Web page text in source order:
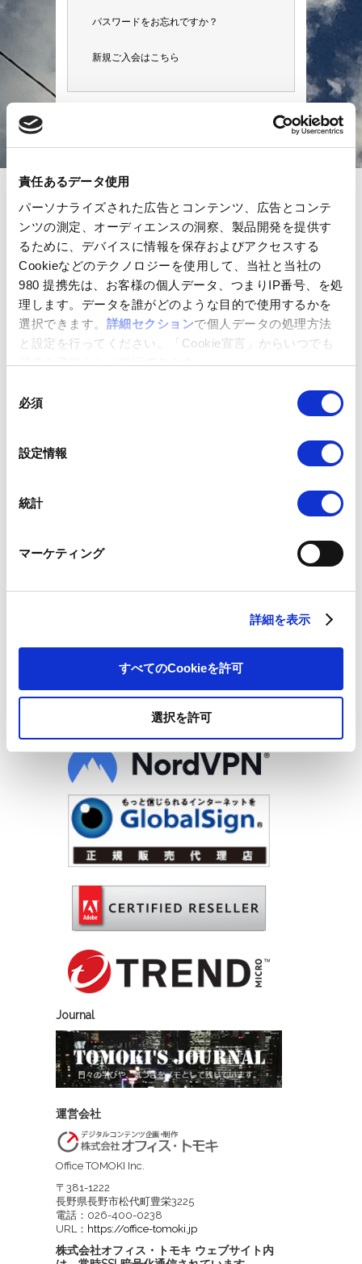
責任あるデータ使用
パーソナライズされた広告とコンテンツ、広告とコンテ
ンツの測定、オーディエンスの洞察、製品開発を提供す
るために、デバイスに情報を保存およびアクセスする
Cookieなどのテクノロジーを使用して、当社と当社の
980 提携先は、お客様の個人データ、つまりIP番号、を処
理します。データを誰がどのような目的で使用するかを
選択できます。 詳細セクションで個人データの処理方法
と設定を行ってください。「Cookie宣言」からいつでも
同意を変更または撤回できます。
必須
設定情報
統計
マーケティング
詳細を表示
すべてのCookieを許可
選択を許可
パスワードをお忘れですか？
新規ご入会はこちら
参加団体
参加中
Journal
運営会社
Office TOMOKI Inc.
〒381-1222
長野県長野市松代町豊栄3225
電話：026-400-0238
URL： https://office-tomoki.jp
株式会社オフィス・トモキ ウェブサイト内